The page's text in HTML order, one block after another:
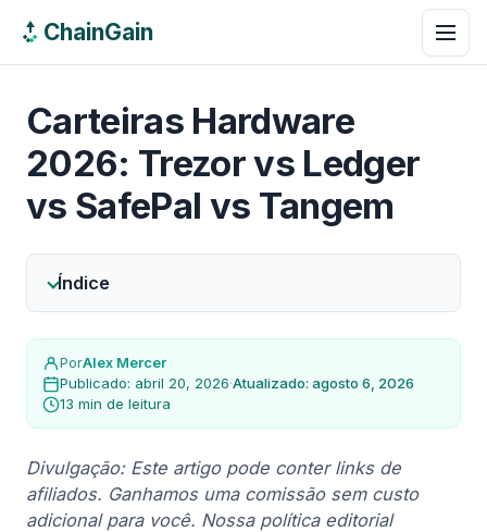
ChainGain
Carteiras Hardware
2026: Trezor vs Ledger
vs SafePal vs Tangem
Índice
PorAlex Mercer
Publicado: abril 20, 2026·Atualizado: agosto 6, 2026
13 min de leitura
Divulgação: Este artigo pode conter links de
afiliados. Ganhamos uma comissão sem custo
adicional para você. Nossa política editorial